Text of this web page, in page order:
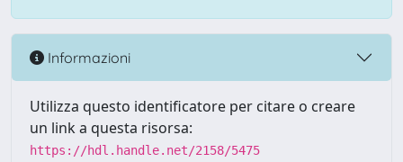
Informazioni
Utilizza questo identificatore per citare o creare
un link a questa risorsa:
https://hdl.handle.net/2158/5475